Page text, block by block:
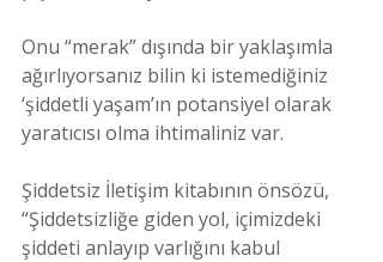
Onu “merak” dışında bir yaklaşımla
ağırlıyorsanız bilin ki istemediğiniz
‘şiddetli yaşam’ın potansiyel olarak
yaratıcısı olma ihtimaliniz var.
Şiddetsiz İletişim kitabının önsözü,
“Şiddetsizliğe giden yol, içimizdeki
şiddeti anlayıp varlığını kabul